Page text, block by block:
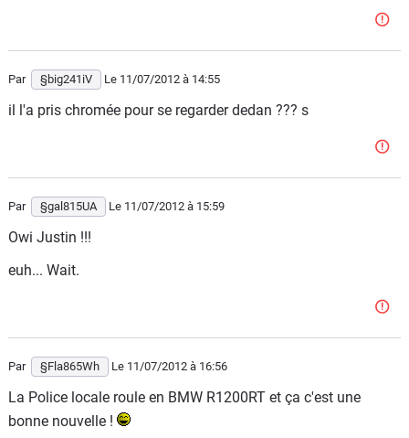
Par §big241iV Le 11/07/2012 à 14:55
il l'a pris chromée pour se regarder dedan ??? s
Par §gal815UA Le 11/07/2012 à 15:59
Owi Justin !!!
euh... Wait.
Par §Fla865Wh Le 11/07/2012 à 16:56
La Police locale roule en BMW R1200RT et ça c'est une
bonne nouvelle !